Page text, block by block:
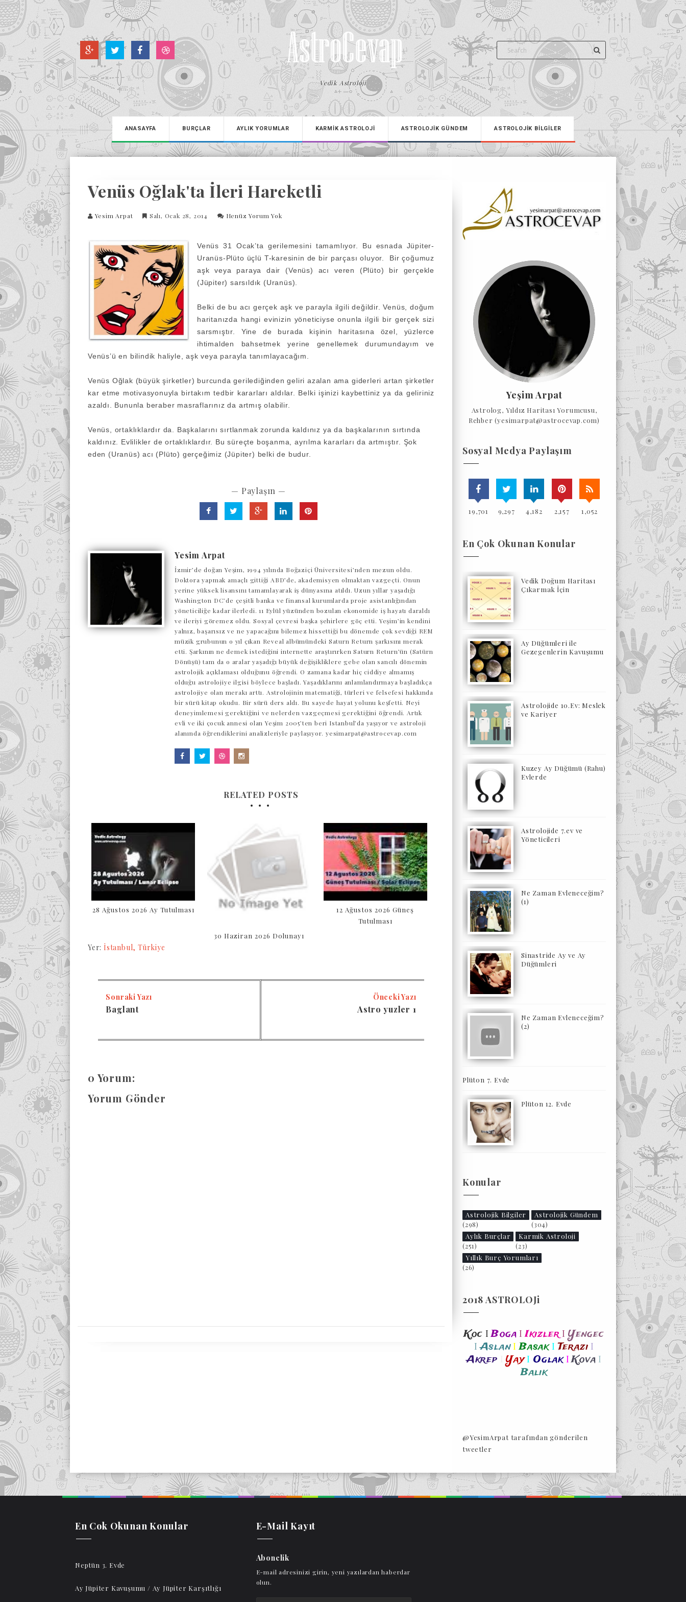
Vedik Astroloji
ANASAYFA BURÇLAR AYLIK YORUMLAR KARMİK ASTROLOJİ ASTROLOJİK GÜNDEM ASTROLOJİK BİLGİLER
Venüs Oğlak'ta İleri Hareketli
Yesim Arpat Salı, Ocak 28, 2014 Henüz Yorum Yok
Venüs 31 Ocak’ta gerilemesini tamamlıyor. Bu esnada Jüpiter-
Uranüs-Plüto üçlü T-karesinin de bir parçası oluyor. Bir çoğumuz
aşk veya paraya dair (Venüs) acı veren (Plüto) bir gerçekle
(Jüpiter) sarsıldık (Uranüs).
Belki de bu acı gerçek aşk ve parayla ilgili değildir. Venüs, doğum
haritanızda hangi evinizin yöneticiyse onunla ilgili bir gerçek sizi
sarsmıştır. Yine de burada kişinin haritasına özel, yüzlerce
ihtimalden bahsetmek yerine genellemek durumundayım ve
Venüs’ü en bilindik haliyle, aşk veya parayla tanımlayacağım.
Venüs Oğlak (büyük şirketler) burcunda gerilediğinden geliri azalan ama giderleri artan şirketler
kar etme motivasyonuyla birtakım tedbir kararları aldılar. Belki işinizi kaybettiniz ya da geliriniz
azaldı. Bununla beraber masraflarınız da artmış olabilir.
Venüs, ortaklıklardır da. Başkalarını sırtlanmak zorunda kaldınız ya da başkalarının sırtında
kaldınız. Evlilikler de ortaklıklardır. Bu süreçte boşanma, ayrılma kararları da artmıştır. Şok
eden (Uranüs) acı (Plüto) gerçeğimiz (Jüpiter) belki de budur.
— Paylaşın —
Yesim Arpat
İzmir’de doğan Yeşim, 1994 yılında Boğaziçi Üniversitesi’nden mezun oldu.
Doktora yapmak amaçlı gittiği ABD’de, akademisyen olmaktan vazgeçti. Onun
yerine yüksek lisansını tamamlayarak iş dünyasına atıldı. Uzun yıllar yaşadığı
Washington DC’de çeşitli banka ve finansal kurumlarda proje asistanlığından
yöneticiliğe kadar ilerledi. 11 Eylül yüzünden bozulan ekonomide iş hayatı daraldı
ve ileriyi göremez oldu. Sosyal çevresi başka şehirlere göç etti. Yeşim’in kendini
yalnız, başarısız ve ne yapacağını bilemez hissettiği bu dönemde çok sevdiği REM
müzik grubunun o yıl çıkan Reveal albümündeki Saturn Return şarkısını merak
etti. Şarkının ne demek istediğini internette araştırırken Saturn Return’ün (Satürn
Dönüşü) tam da o aralar yaşadığı büyük değişikliklere gebe olan sancılı dönemin
astrolojik açıklaması olduğunu öğrendi. O zamana kadar hiç ciddiye almamış
olduğu astrolojiye ilgisi böylece başladı. Yaşadıklarını anlamlandırmaya başladıkça
astrolojiye olan merakı arttı. Astrolojinin matematiği, türleri ve felsefesi hakkında
bir sürü kitap okudu. Bir sürü ders aldı. Bu sayede hayat yolunu keşfetti. Neyi
deneyimlemesi gerektiğini ve nelerden vazgeçmesi gerektiğini öğrendi. Artık
evli ve iki çocuk annesi olan Yeşim 2005’ten beri Istanbul’da yaşıyor ve astroloji
alanında öğrendiklerini analizleriyle paylaşıyor. yesimarpat@astrocevap.com
RELATED POSTS
28 Ağustos 2026 Ay Tutulması
30 Haziran 2026 Dolunayı
12 Ağustos 2026 Güneş
Tutulması
Yer: İstanbul, Türkiye
Sonraki Yazı
Baglant
Önceki Yazı
Astro yuzler 1
0 Yorum:
Yorum Gönder
Yeşim Arpat
Astrolog, Yıldız Haritası Yorumcusu,
Rehber (yesimarpat@astrocevap.com)
Sosyal Medya Paylaşım
19,701 9,297 4,182 2,157 1,052
En Çok Okunan Konular
Vedik Doğum Haritası
Çıkarmak İçin
Ay Düğümleri ile
Gezegenlerin Kavuşumu
Astrolojide 10.Ev: Meslek
ve Kariyer
Kuzey Ay Düğümü (Rahu)
Evlerde
Astrolojide 7.ev ve
Yöneticileri
Ne Zaman Evleneceğim?
(1)
Sinastride Ay ve Ay
Düğümleri
Ne Zaman Evleneceğim?
(2)
Plüton 7. Evde
Plüton 12. Evde
Konular
Astrolojik Bilgiler
(298)
Astrolojik Gündem
(304)
Aylık Burçlar
(251)
Karmik Astroloji
(23)
Yıllık Burç Yorumları
(26)
2018 ASTROLOJi
Koc I Boga I Ikizler I Yengec
I Aslan I Basak I Terazi I
Akrep Yay I Oglak I Kova I
Balik
@YesimArpat tarafından gönderilen
tweetler
En Cok Okunan Konular
Neptün 3. Evde
Ay Jüpiter Kavuşumu / Ay Jüpiter Karşıtlığı
E-Mail Kayıt
Abonelik
E-mail adresinizi girin, yeni yazılardan haberdar
olun.